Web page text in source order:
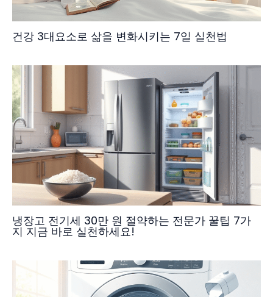
건강 3대요소로 삶을 변화시키는 7일 실천법
냉장고 전기세 30만 원 절약하는 전문가 꿀팁 7가
지 지금 바로 실천하세요!